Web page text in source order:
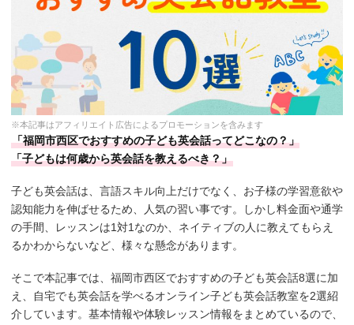
※本記事はアフィリエイト広告によるプロモーションを含みます
「福岡市西区でおすすめの子ども英会話ってどこなの？」
「子どもは何歳から英会話を教えるべき？」
子ども英会話は、言語スキル向上だけでなく、お子様の学習意欲や
認知能力を伸ばせるため、人気の習い事です。しかし料金面や通学
の手間、レッスンは1対1なのか、ネイティブの人に教えてもらえ
るかわからないなど、様々な懸念があります。
そこで本記事では、福岡市西区でおすすめの子ども英会話8選に加
え、自宅でも英会話を学べるオンライン子ども英会話教室を2選紹
介しています。基本情報や体験レッスン情報をまとめているので、